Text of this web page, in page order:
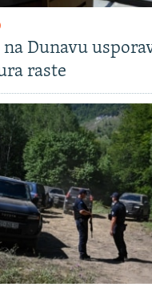
Dunavu
raste